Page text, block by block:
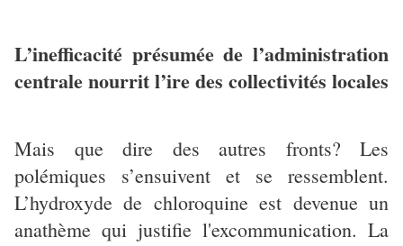
L’inefficacité présumée de l’administration
centrale nourrit l’ire des collectivités locales
Mais que dire des autres fronts? Les
polémiques s’ensuivent et se ressemblent.
L’hydroxyde de chloroquine est devenue un
anathème qui justifie l'excommunication. La